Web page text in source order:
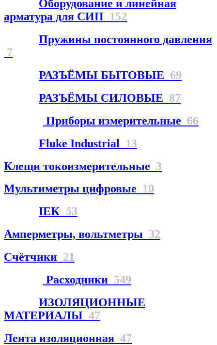
Оборудование и линейная
арматура для СИП 152
Пружины постоянного давления
7
РАЗЪЁМЫ БЫТОВЫЕ 69
РАЗЪЁМЫ СИЛОВЫЕ 87
Приборы измерительные 66
Fluke Industrial 13
Клещи токоизмерительные 3
Мультиметры цифровые 10
IEK 53
Амперметры, вольтметры 32
Счётчики 21
Расходники 549
ИЗОЛЯЦИОННЫЕ
МАТЕРИАЛЫ 47
Лента изоляционная 47